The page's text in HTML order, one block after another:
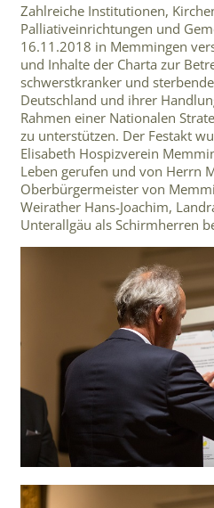
Zahlreiche Institutionen,
Palliativeinrichtungen und
16.11.2018 in Memmingen
und Inhalte der Charta zur
schwerstkranker und
Deutschland und ihrer
Rahmen einer Nationalen
zu unterstützen. Der Festakt
Elisabeth Hospizverein
Leben gerufen und von Herrn
Oberbürgermeister von
Weirather Hans-Joachim,
Unterallgäu als Schirmherren